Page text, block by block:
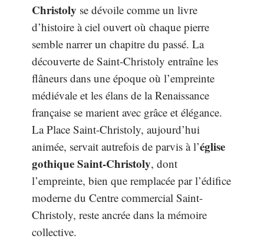
Christoly se dévoile comme un livre
d’histoire à ciel ouvert où chaque pierre
semble narrer un chapitre du passé. La
découverte de Saint-Christoly entraîne les
flâneurs dans une époque où l’empreinte
médiévale et les élans de la Renaissance
française se marient avec grâce et élégance.
La Place Saint-Christoly, aujourd’hui
animée, servait autrefois de parvis à l’église
gothique Saint-Christoly, dont
l’empreinte, bien que remplacée par l’édifice
moderne du Centre commercial Saint-
Christoly, reste ancrée dans la mémoire
collective.